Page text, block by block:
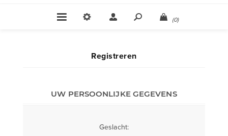
(0)
Registreren
UW PERSOONLIJKE GEGEVENS
Geslacht: